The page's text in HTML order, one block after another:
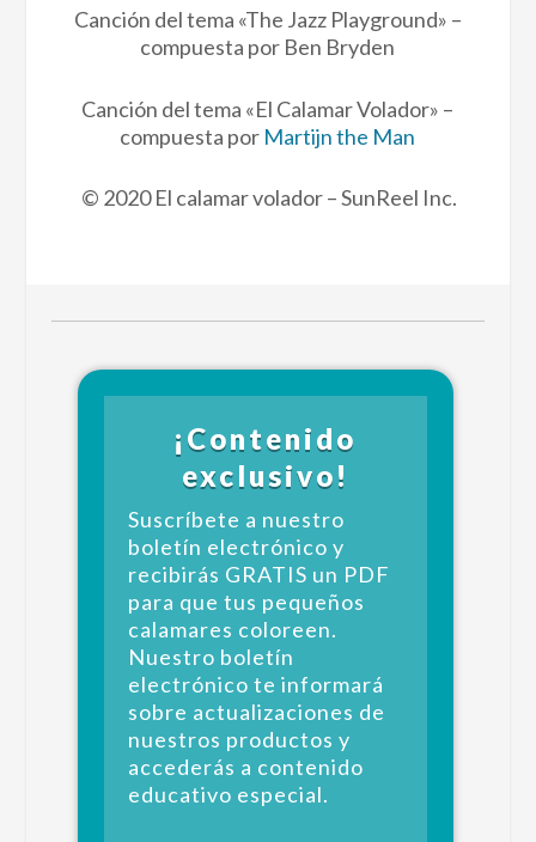
Canción del tema «The Jazz Playground» –
compuesta por Ben Bryden
Canción del tema «El Calamar Volador» –
compuesta por Martijn the Man
© 2020 El calamar volador – SunReel Inc.
¡Contenido
exclusivo!
Suscríbete a nuestro
boletín electrónico y
recibirás GRATIS un PDF
para que tus pequeños
calamares coloreen.
Nuestro boletín
electrónico te informará
sobre actualizaciones de
nuestros productos y
accederás a contenido
educativo especial.